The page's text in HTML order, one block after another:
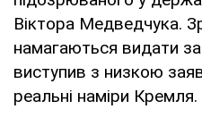
Віктора Медведчука.
намагаються видати за
виступив з низкою
реальні наміри Кремля.